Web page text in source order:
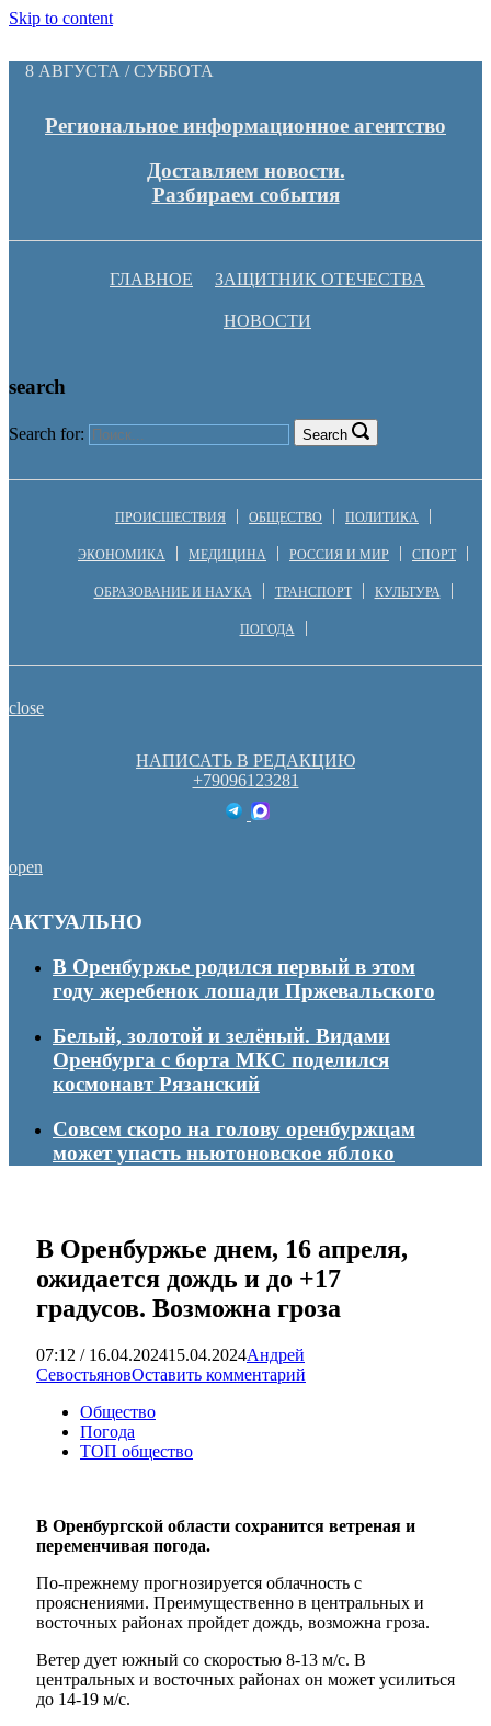
Skip to content
8 АВГУСТА / СУББОТА
Региональное информационное агентство
Доставляем новости.
Разбираем события
ГЛАВНОЕ ЗАЩИТНИК ОТЕЧЕСТВА
НОВОСТИ
search
Search for: Search
ПРОИСШЕСТВИЯ ОБЩЕСТВО ПОЛИТИКА
ЭКОНОМИКА МЕДИЦИНА РОССИЯ И МИР СПОРТ
ОБРАЗОВАНИЕ И НАУКА ТРАНСПОРТ КУЛЬТУРА
ПОГОДА
close
НАПИСАТЬ В РЕДАКЦИЮ
+79096123281
open
АКТУАЛЬНО
В Оренбуржье родился первый в этом
году жеребенок лошади Пржевальского
Белый, золотой и зелёный. Видами
Оренбурга с борта МКС поделился
космонавт Рязанский
Совсем скоро на голову оренбуржцам
может упасть ньютоновское яблоко
В Оренбуржье днем, 16 апреля,
ожидается дождь и до +17
градусов. Возможна гроза
07:12 / 16.04.202415.04.2024Андрей
СевостьяновОставить комментарий
Общество
Погода
ТОП общество
В Оренбургской области сохранится ветреная и
переменчивая погода.
По-прежнему прогнозируется облачность с
прояснениями. Преимущественно в центральных и
восточных районах пройдет дождь, возможна гроза.
Ветер дует южный со скоростью 8-13 м/с. В
центральных и восточных районах он может усилиться
до 14-19 м/с.